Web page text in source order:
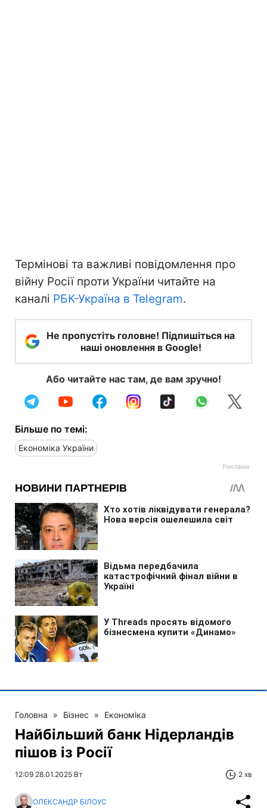
Термінові та важливі повідомлення про
війну Росії проти України читайте на
каналі РБК-Україна в Telegram.
Не пропустіть головне! Підпишіться на
наші оновлення в Google!
Або читайте нас там, де вам зручно!
Більше по темі:
Економіка України
Головна » Бізнес » Економіка
Найбільший банк Нідерландів
пішов із Росії
12:09 28.01.2025 Вт 2 хв
ОЛЕКСАНДР БІЛОУС